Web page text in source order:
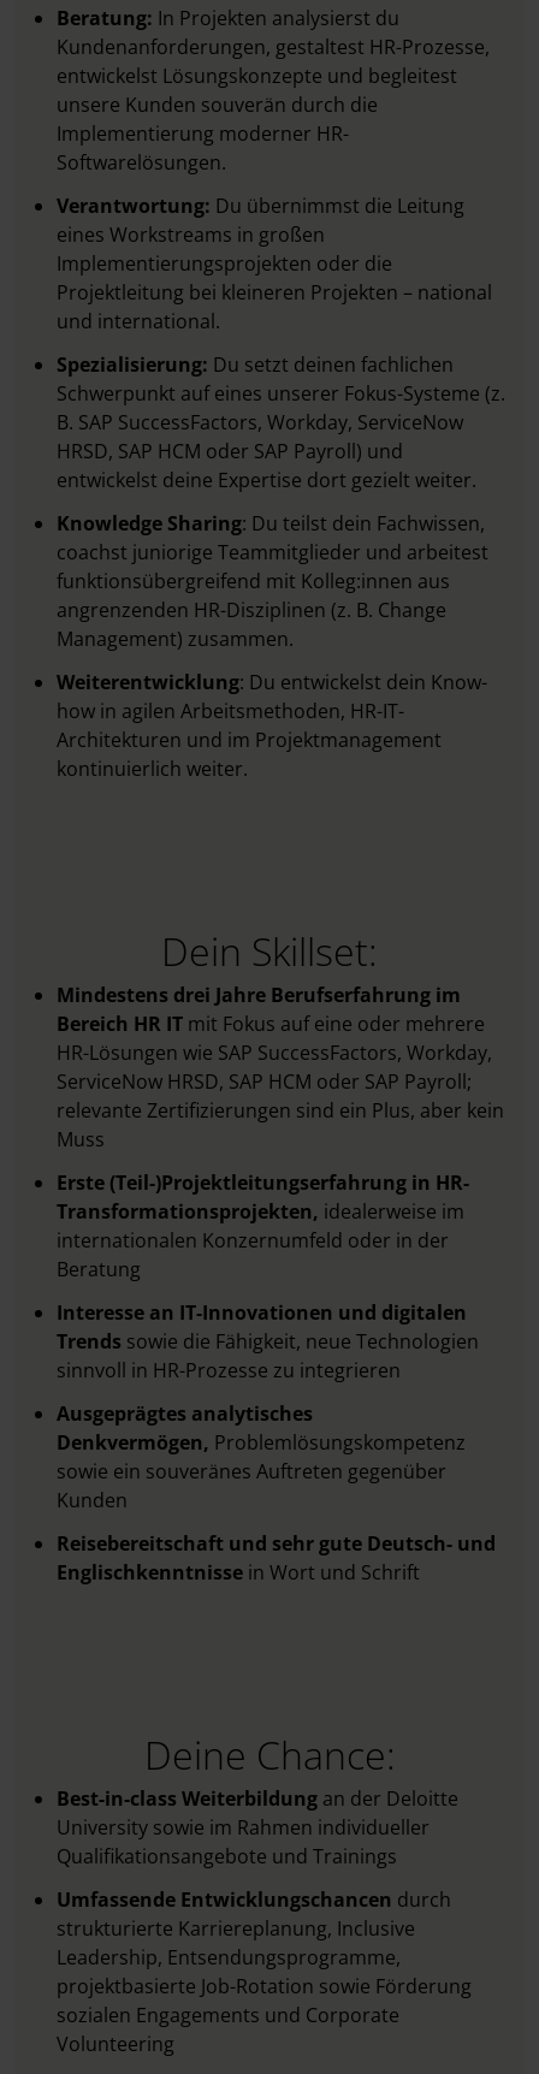
Beratung: In Projekten analysierst du
Kundenanforderungen, gestaltest HR-Prozesse,
entwickelst Lösungskonzepte und begleitest
unsere Kunden souverän durch die
Implementierung moderner HR-
Softwarelösungen.
Verantwortung: Du übernimmst die Leitung
eines Workstreams in großen
Implementierungsprojekten oder die
Projektleitung bei kleineren Projekten – national
und international.
Spezialisierung: Du setzt deinen fachlichen
Schwerpunkt auf eines unserer Fokus-Systeme (z.
B. SAP SuccessFactors, Workday, ServiceNow
HRSD, SAP HCM oder SAP Payroll) und
entwickelst deine Expertise dort gezielt weiter.
Knowledge Sharing: Du teilst dein Fachwissen,
coachst juniorige Teammitglieder und arbeitest
funktionsübergreifend mit Kolleg:innen aus
angrenzenden HR-Disziplinen (z. B. Change
Management) zusammen.
Weiterentwicklung: Du entwickelst dein Know-
how in agilen Arbeitsmethoden, HR-IT-
Architekturen und im Projektmanagement
kontinuierlich weiter.
Dein Skillset:
Mindestens drei Jahre Berufserfahrung im
Bereich HR IT mit Fokus auf eine oder mehrere
HR-Lösungen wie SAP SuccessFactors, Workday,
ServiceNow HRSD, SAP HCM oder SAP Payroll;
relevante Zertifizierungen sind ein Plus, aber kein
Muss
Erste (Teil-)Projektleitungserfahrung in HR-
Transformationsprojekten, idealerweise im
internationalen Konzernumfeld oder in der
Beratung
Interesse an IT-Innovationen und digitalen
Trends sowie die Fähigkeit, neue Technologien
sinnvoll in HR-Prozesse zu integrieren
Ausgeprägtes analytisches
Denkvermögen, Problemlösungskompetenz
sowie ein souveränes Auftreten gegenüber
Kunden
Reisebereitschaft und sehr gute Deutsch- und
Englischkenntnisse in Wort und Schrift
Deine Chance:
Best-in-class Weiterbildung an der Deloitte
University sowie im Rahmen individueller
Qualifikationsangebote und Trainings
Umfassende Entwicklungschancen durch
strukturierte Karriereplanung, Inclusive
Leadership, Entsendungsprogramme,
projektbasierte Job-Rotation sowie Förderung
sozialen Engagements und Corporate
Volunteering